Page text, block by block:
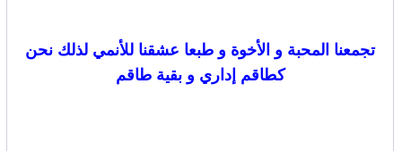
تجمعنا المحبة و الأخوة و طبعا عشقنا للأنمي لذلك نحن
كطاقم إداري و بقية طاقم